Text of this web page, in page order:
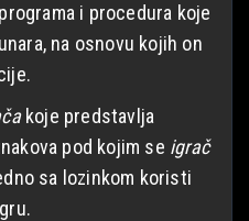
i procedura koje
na osnovu kojih on
koje predstavlja
pod kojim se igrač
sa lozinkom koristi